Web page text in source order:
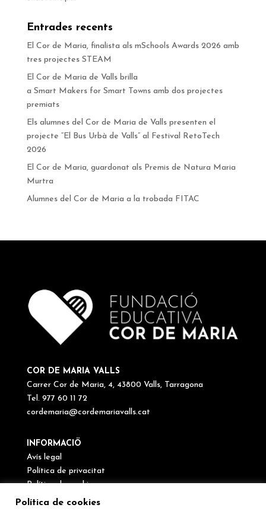
Entrades recents
El Cor de Maria, finalista als mSchools Awards 2026 amb
tres projectes STEAM
El Cor de Maria de Valls brilla
a Smart Makers for Smart Towns amb dos projectes
premiats
Els alumnes del Cor de Maria de Valls presenten el
projecte “El Bus Urbà de Valls” al Festival RetoTech
2026
El Cor de Maria, guardonat als Premis de Natura Maria
Murtra
Alumnes del Cor de Maria a la trobada FITAC
COR DE MARIA VALLS
Carrer Cor de Maria, 4, 43800 Valls, Tarragona
Tel. 977 60 11 72
cordemaria@cordemariavalls.cat
INFORMACIÖ
Avís legal
Política de privacitat
Política de cookies
Canal de denúncies
Política de cookies